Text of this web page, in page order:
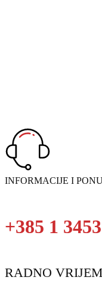
INFORMACIJE I
+385 1
RADNO